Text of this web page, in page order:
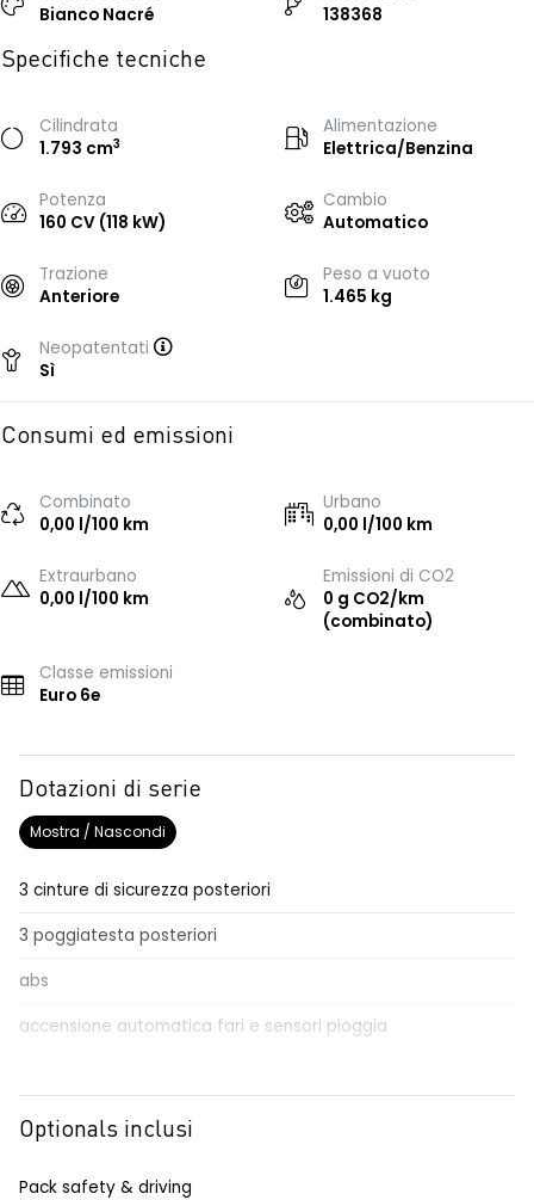
Bianco Nacré
138368
Specifiche tecniche
Cilindrata
1.793 cm3
Alimentazione
Elettrica/Benzina
Potenza
160 CV (118 kW)
Cambio
Automatico
Trazione
Anteriore
Peso a vuoto
1.465 kg
Neopatentati
Sì
Consumi ed emissioni
Combinato
0,00 l/100 km
Urbano
0,00 l/100 km
Extraurbano
0,00 l/100 km
Emissioni di CO2
0 g CO2/km
(combinato)
Classe emissioni
Euro 6e
Dotazioni di serie
Mostra / Nascondi
3 cinture di sicurezza posteriori
3 poggiatesta posteriori
abs
accensione automatica fari e sensori pioggia
airbag frontale conducente e passeggero
Optionals inclusi
Pack safety & driving